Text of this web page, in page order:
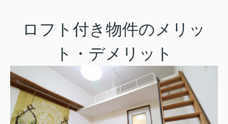
ロフト付き物件のメリッ
ト・デメリット